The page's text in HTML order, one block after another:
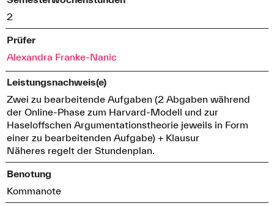
2
Prüfer
Alexandra Franke-Nanic
Leistungsnachweis(e)
Zwei zu bearbeitende Aufgaben (2 Abgaben während
der Online-Phase zum Harvard-Modell und zur
Haseloffschen Argumentationstheorie jeweils in Form
einer zu bearbeitenden Aufgabe) + Klausur
Näheres regelt der Stundenplan.
Benotung
Kommanote